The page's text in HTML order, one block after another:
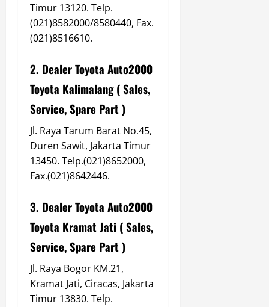
Timur 13120. Telp.
(021)8582000/8580440, Fax.
(021)8516610.
2. Dealer Toyota Auto2000
Toyota Kalimalang ( Sales,
Service, Spare Part )
Jl. Raya Tarum Barat No.45,
Duren Sawit, Jakarta Timur
13450. Telp.(021)8652000,
Fax.(021)8642446.
3. Dealer Toyota Auto2000
Toyota Kramat Jati ( Sales,
Service, Spare Part )
Jl. Raya Bogor KM.21,
Kramat Jati, Ciracas, Jakarta
Timur 13830. Telp.